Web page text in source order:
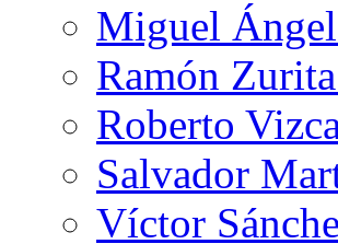
Miguel
Ramón
Roberto
Salvador
Víctor